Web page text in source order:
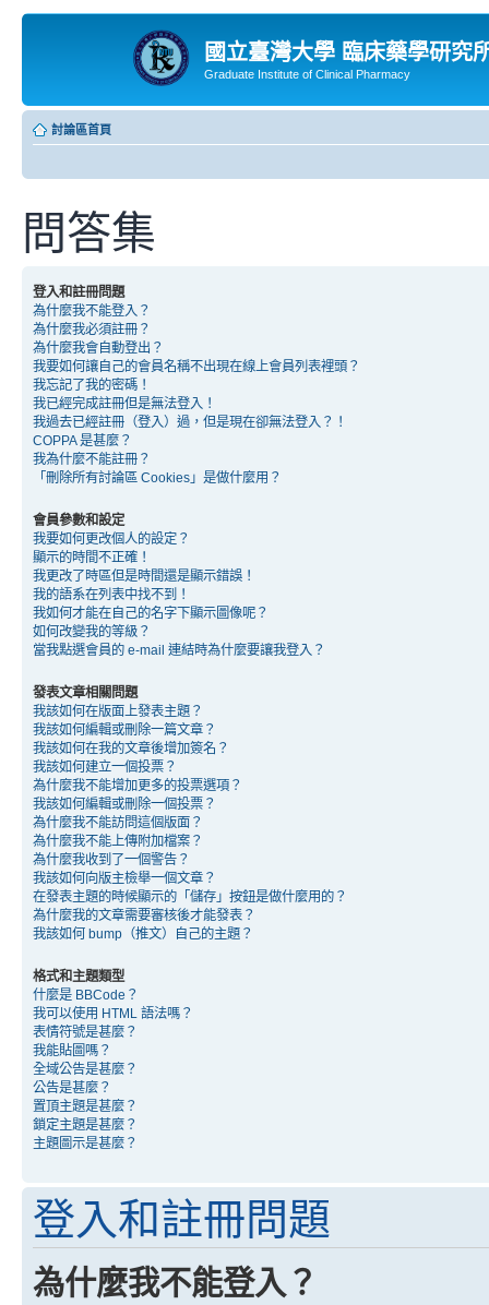
國立臺灣大學 臨床藥學研究
Graduate Institute of Clinical Pharmacy
討論區首頁
問答集
登入和註冊問題
為什麼我不能登入？
為什麼我必須註冊？
為什麼我會自動登出？
我要如何讓自己的會員名稱不出現在線上會員列表裡頭？
我忘記了我的密碼！
我已經完成註冊但是無法登入！
我過去已經註冊（登入）過，但是現在卻無法登入？！
COPPA 是甚麼？
我為什麼不能註冊？
「刪除所有討論區 Cookies」是做什麼用？
會員參數和設定
我要如何更改個人的設定？
顯示的時間不正確！
我更改了時區但是時間還是顯示錯誤！
我的語系在列表中找不到！
我如何才能在自己的名字下顯示圖像呢？
如何改變我的等級？
當我點選會員的 e-mail 連結時為什麼要讓我登入？
發表文章相關問題
我該如何在版面上發表主題？
我該如何編輯或刪除一篇文章？
我該如何在我的文章後增加簽名？
我該如何建立一個投票？
為什麼我不能增加更多的投票選項？
我該如何編輯或刪除一個投票？
為什麼我不能訪問這個版面？
為什麼我不能上傳附加檔案？
為什麼我收到了一個警告？
我該如何向版主檢舉一個文章？
在發表主題的時候顯示的「儲存」按鈕是做什麼用的？
為什麼我的文章需要審核後才能發表？
我該如何 bump（推文）自己的主題？
格式和主題類型
什麼是 BBCode？
我可以使用 HTML 語法嗎？
表情符號是甚麼？
我能貼圖嗎？
全域公告是甚麼？
公告是甚麼？
置頂主題是甚麼？
鎖定主題是甚麼？
主題圖示是甚麼？
登入和註冊問題
為什麼我不能登入？